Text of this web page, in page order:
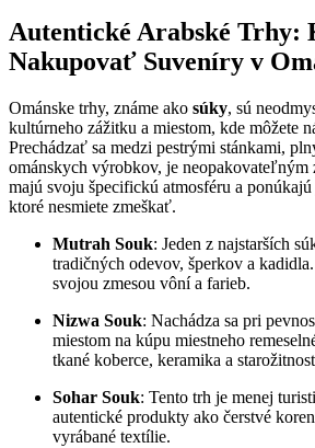
Autentické Arabské Trhy:
Nakupovať Suveníry v
Ománske trhy, známe ako súky, sú
kultúrneho zážitku a miestom, kde môžete
Prechádzať sa medzi pestrými stánkami,
ománskych výrobkov, je neopakovateľným
majú svoju špecifickú atmosféru a
ktoré nesmiete zmeškať.
Mutrah Souk: Jeden z najstarších
tradičných odevov, šperkov a
svojou zmesou vôní a farieb.
Nizwa Souk: Nachádza sa pri
miestom na kúpu miestneho
tkané koberce, keramika a
Sohar Souk: Tento trh je menej
autentické produkty ako čerstvé
vyrábané textílie.